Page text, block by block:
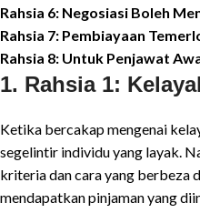
Rahsia 6: Negosiasi Boleh
Rahsia 7: Pembiayaan
Rahsia 8: Untuk Penjawat
1. Rahsia 1:
Ketika bercakap mengenai
segelintir individu yang layak.
kriteria dan cara yang berbeza
mendapatkan pinjaman yang